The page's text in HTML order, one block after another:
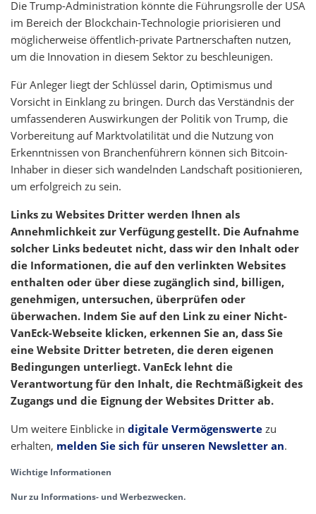
Die Trump-Administration könnte die Führungsrolle der USA
im Bereich der Blockchain-Technologie priorisieren und
möglicherweise öffentlich-private Partnerschaften nutzen,
um die Innovation in diesem Sektor zu beschleunigen.
Für Anleger liegt der Schlüssel darin, Optimismus und
Vorsicht in Einklang zu bringen. Durch das Verständnis der
umfassenderen Auswirkungen der Politik von Trump, die
Vorbereitung auf Marktvolatilität und die Nutzung von
Erkenntnissen von Branchenführern können sich Bitcoin-
Inhaber in dieser sich wandelnden Landschaft positionieren,
um erfolgreich zu sein.
Links zu Websites Dritter werden Ihnen als
Annehmlichkeit zur Verfügung gestellt. Die Aufnahme
solcher Links bedeutet nicht, dass wir den Inhalt oder
die Informationen, die auf den verlinkten Websites
enthalten oder über diese zugänglich sind, billigen,
genehmigen, untersuchen, überprüfen oder
überwachen. Indem Sie auf den Link zu einer Nicht-
VanEck-Webseite klicken, erkennen Sie an, dass Sie
eine Website Dritter betreten, die deren eigenen
Bedingungen unterliegt. VanEck lehnt die
Verantwortung für den Inhalt, die Rechtmäßigkeit des
Zugangs und die Eignung der Websites Dritter ab.
Um weitere Einblicke in digitale Vermögenswerte zu
erhalten, melden Sie sich für unseren Newsletter an.
Wichtige Informationen
Nur zu Informations- und Werbezwecken.